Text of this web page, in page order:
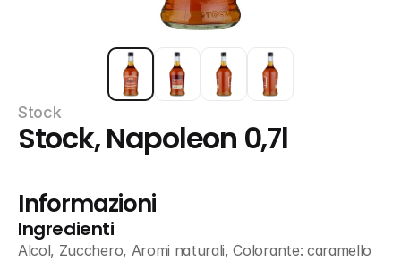
Stock
Stock, Napoleon 0,7l
Informazioni
Ingredienti
Alcol, Zucchero, Aromi naturali, Colorante: caramello